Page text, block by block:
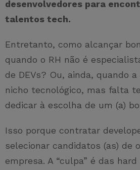
desenvolvedores para
talentos tech.
Entretanto, como alcançar
quando o RH não é
de DEVs? Ou, ainda, quando
nicho tecnológico, mas falta
dedicar à escolha de um (a)
Isso porque contratar
selecionar candidatos (as) de
empresa. A “culpa” é das